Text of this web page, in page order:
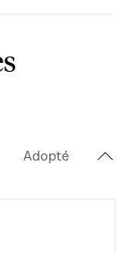
Adopté